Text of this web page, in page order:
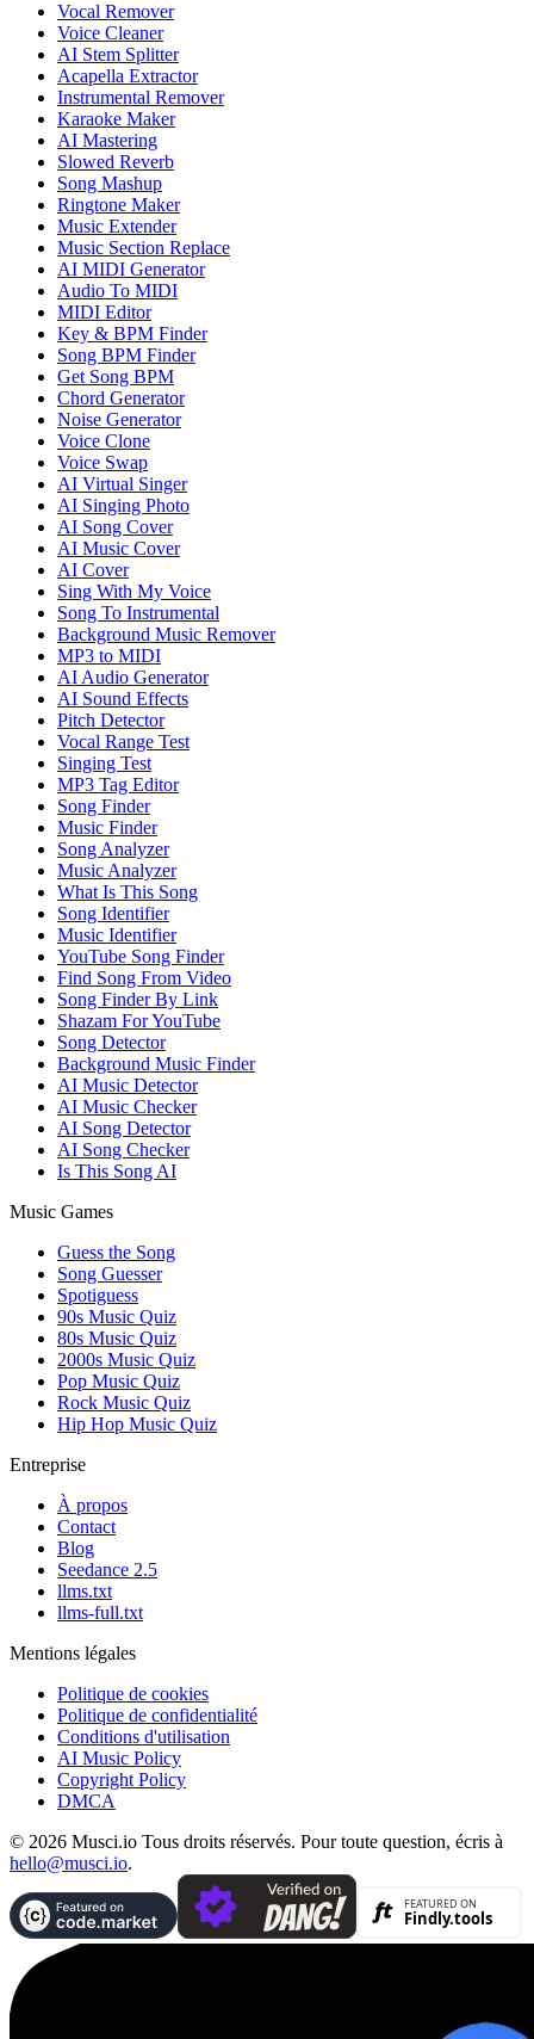
Vocal Remover
Voice Cleaner
AI Stem Splitter
Acapella Extractor
Instrumental Remover
Karaoke Maker
AI Mastering
Slowed Reverb
Song Mashup
Ringtone Maker
Music Extender
Music Section Replace
AI MIDI Generator
Audio To MIDI
MIDI Editor
Key & BPM Finder
Song BPM Finder
Get Song BPM
Chord Generator
Noise Generator
Voice Clone
Voice Swap
AI Virtual Singer
AI Singing Photo
AI Song Cover
AI Music Cover
AI Cover
Sing With My Voice
Song To Instrumental
Background Music Remover
MP3 to MIDI
AI Audio Generator
AI Sound Effects
Pitch Detector
Vocal Range Test
Singing Test
MP3 Tag Editor
Song Finder
Music Finder
Song Analyzer
Music Analyzer
What Is This Song
Song Identifier
Music Identifier
YouTube Song Finder
Find Song From Video
Song Finder By Link
Shazam For YouTube
Song Detector
Background Music Finder
AI Music Detector
AI Music Checker
AI Song Detector
AI Song Checker
Is This Song AI
Music Games
Guess the Song
Song Guesser
Spotiguess
90s Music Quiz
80s Music Quiz
2000s Music Quiz
Pop Music Quiz
Rock Music Quiz
Hip Hop Music Quiz
Entreprise
À propos
Contact
Blog
Seedance 2.5
llms.txt
llms-full.txt
Mentions légales
Politique de cookies
Politique de confidentialité
Conditions d'utilisation
AI Music Policy
Copyright Policy
DMCA
© 2026 Musci.io Tous droits réservés. Pour toute question, écris à
hello@musci.io.